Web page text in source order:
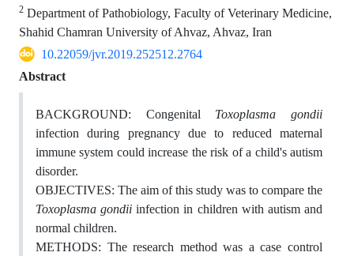
2 Department of Pathobiology, Faculty of Veterinary Medicine,
Shahid Chamran University of Ahvaz, Ahvaz, Iran
10.22059/jvr.2019.252512.2764
Abstract
BACKGROUND: Congenital Toxoplasma gondii
infection during pregnancy due to reduced maternal
immune system could increase the risk of a child's autism
disorder.
OBJECTIVES: The aim of this study was to compare the
Toxoplasma gondii infection in children with autism and
normal children.
METHODS: The research method was a case control